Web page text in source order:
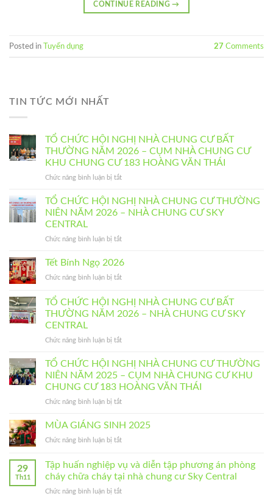
CONTINUE READING→
Posted in Tuyển dụng 27 Comments
TIN TỨC MỚI NHẤT
TỔ CHỨC HỘI NGHỊ NHÀ CHUNG CƯ BẤT
THƯỜNG NĂM 2026 – CỤM NHÀ CHUNG CƯ
KHU CHUNG CƯ 183 HOÀNG VĂN THÁI
Chức năng bình luận bị tắtở
CHỨC
HỘI
CHUNG
BẤT
NĂM
–
CỤM
CƯ
CHUNG
CƯ
183
VĂN
TỔ CHỨC HỘI NGHỊ NHÀ CHUNG CƯ THƯỜNG
NIÊN NĂM 2026 – NHÀ CHUNG CƯ SKY
CENTRAL
Chức năng bình luận bị tắtở
CHỨC
NGHỊ
CHUNG
CƯ
NĂM
–
NHÀ
CHUNG
SKY
Tết Bính Ngọ 2026
Chức năng bình luận bị tắtở
Bính
2026
TỔ CHỨC HỘI NGHỊ NHÀ CHUNG CƯ BẤT
THƯỜNG NĂM 2026 – NHÀ CHUNG CƯ SKY
CENTRAL
Chức năng bình luận bị tắtở
CHỨC
HỘI
NGHỊ
NHÀ
CHUNG
BẤT
NĂM
–
NHÀ
CƯ
TỔ CHỨC HỘI NGHỊ NHÀ CHUNG CƯ THƯỜNG
NIÊN NĂM 2025 – CỤM NHÀ CHUNG CƯ KHU
CHUNG CƯ 183 HOÀNG VĂN THÁI
Chức năng bình luận bị tắtở
CHỨC
NGHỊ
CHUNG
CƯ
NIÊN
MÙA GIÁNG SINH 2025
Chức năng bình luận bị tắtở
GIÁNG
SINH
2025
29
Th11
Tập huấn nghiệp vụ và diễn tập phương án phòng
cháy chữa cháy tại nhà chung cư Sky Central
Chức năng bình luận bị tắtở